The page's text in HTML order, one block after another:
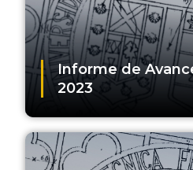
Informe de
2023